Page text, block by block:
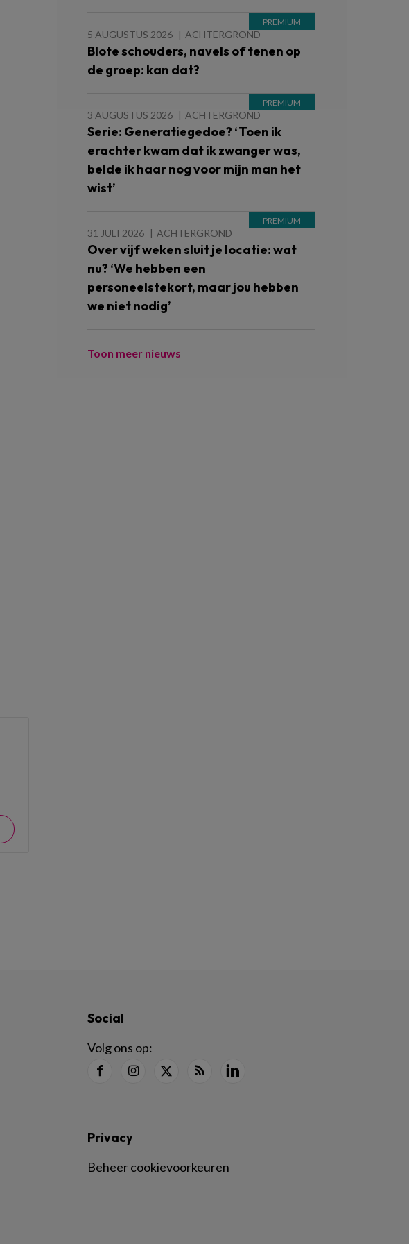
5 AUGUSTUS 2026 ACHTERGROND
Blote schouders, navels of tenen op
de groep: kan dat?
3 AUGUSTUS 2026 ACHTERGROND
Serie: Generatiegedoe? ‘Toen ik
erachter kwam dat ik zwanger was,
belde ik haar nog voor mijn man het
wist’
31 JULI 2026 ACHTERGROND
Over vijf weken sluit je locatie: wat
nu? ‘We hebben een
personeelstekort, maar jou hebben
we niet nodig’
Toon meer nieuws
Social
Volg ons op:
Privacy
Beheer cookievoorkeuren